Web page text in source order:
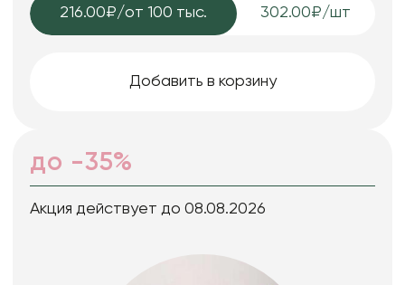
216.00₽/от 100 тыс. 302.00₽/шт
Добавить в корзину
до -35%
Акция действует до 08.08.2026